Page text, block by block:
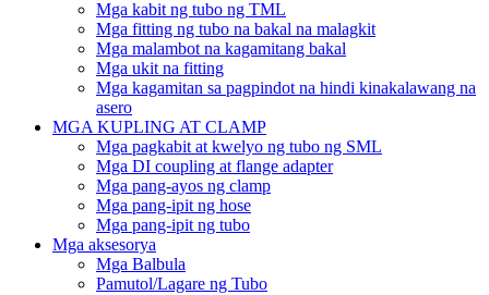
Mga kabit ng tubo ng TML
Mga fitting ng tubo na bakal na malagkit
Mga malambot na kagamitang bakal
Mga ukit na fitting
Mga kagamitan sa pagpindot na hindi kinakalawang na
asero
MGA KUPLING AT CLAMP
Mga pagkabit at kwelyo ng tubo ng SML
Mga DI coupling at flange adapter
Mga pang-ayos ng clamp
Mga pang-ipit ng hose
Mga pang-ipit ng tubo
Mga aksesorya
Mga Balbula
Pamutol/Lagare ng Tubo